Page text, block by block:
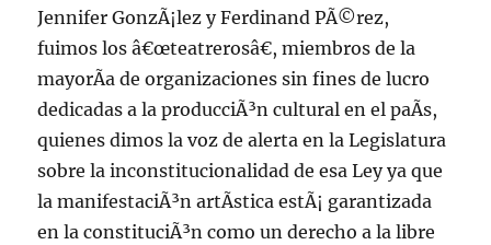
Jennifer GonzÃ¡lez y Ferdinand PÃ©rez,
fuimos los â€œteatrerosâ€, miembros de la
mayorÃ­a de organizaciones sin fines de lucro
dedicadas a la producciÃ³n cultural en el paÃ­s,
quienes dimos la voz de alerta en la Legislatura
sobre la inconstitucionalidad de esa Ley ya que
la manifestaciÃ³n artÃ­stica estÃ¡ garantizada
en la constituciÃ³n como un derecho a la libre